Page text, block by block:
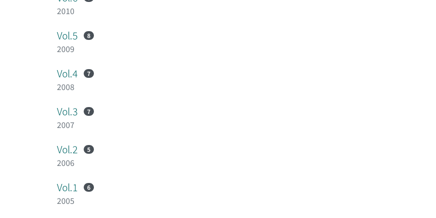
2010
Vol.5 8
2009
Vol.4 7
2008
Vol.3 7
2007
Vol.2 5
2006
Vol.1 6
2005